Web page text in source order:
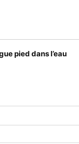
pied dans l’eau